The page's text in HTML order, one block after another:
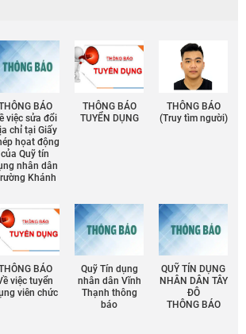
BÁO
việc sửa đổi
chỉ tại Giấy
họat động
của Quỹ tín
nhân dân
Khánh
THÔNG BÁO
TUYỂN DỤNG
THÔNG BÁO
(Truy tìm người)
BÁO
việc tuyển
viên chức
Quỹ Tín dụng
nhân dân Vĩnh
Thạnh thông
báo
QUỸ TÍN DỤNG
NHÂN DÂN TÂY
ĐÔ
THÔNG BÁO